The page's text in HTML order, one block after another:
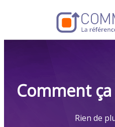
Comment
Rien de